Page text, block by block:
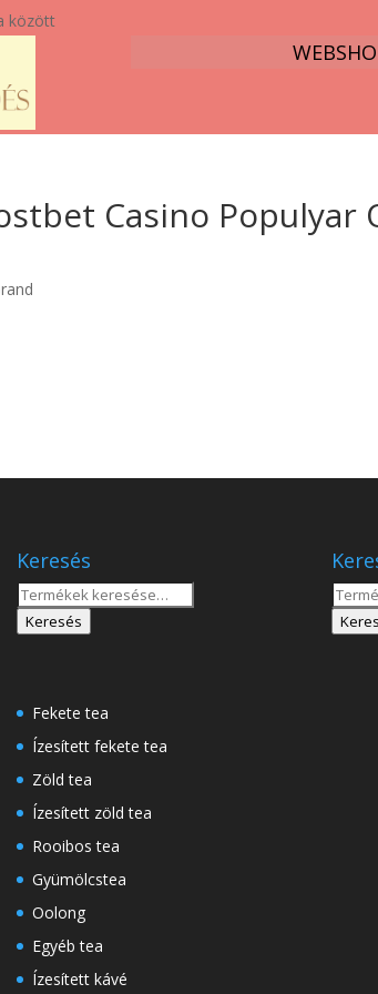
között
Casino Populyar
Keresés
Keresés
Keresés
Fekete tea
Ízesített fekete tea
Zöld tea
Ízesített zöld tea
Rooibos tea
Gyümölcstea
Oolong
Egyéb tea
Ízesített kávé